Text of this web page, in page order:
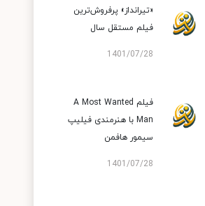
«تیرانداز» پرفروش‌ترین
فیلم مستقل سال
1401/07/28
فیلم A Most Wanted
Man با هنرمندی فیلیپ
سیمور هافمن
1401/07/28